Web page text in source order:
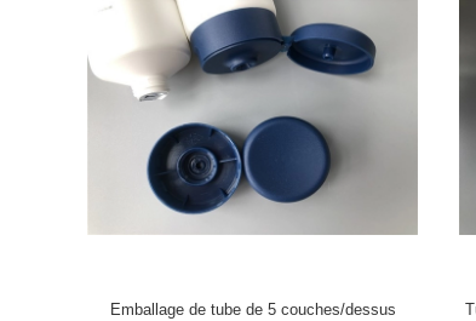
30 l'aluminium cosmétique en plastique